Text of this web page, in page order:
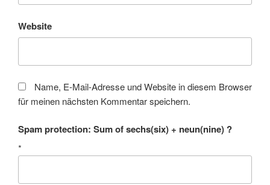
Website
Name, E-Mail-Adresse und Website in diesem Browser
für meinen nächsten Kommentar speichern.
Spam protection: Sum of sechs(six) + neun(nine) ?
*